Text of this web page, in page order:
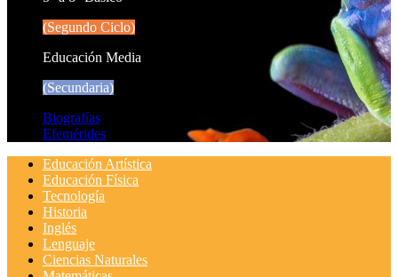
(Segundo Ciclo)
Educación Media
(Secundaria)
Biografías
Efemérides
Educación Artística
Educación Física
Tecnología
Historia
Inglés
Lenguaje
Ciencias Naturales